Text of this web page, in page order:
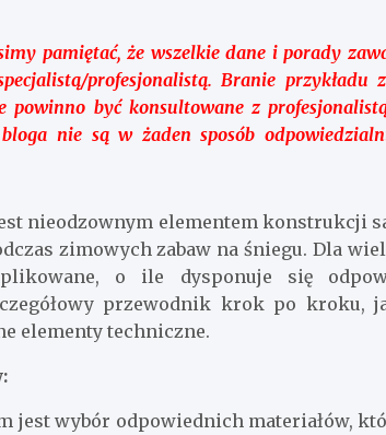
pamiętać, że wszelkie dane i porady
profesjonalistą. Branie
powinno być konsultowane z
nie są w żaden sposób
nieodzownym elementem konstrukcji
zimowych zabaw na śniegu. Dla
o ile dysponuje się
przewodnik krok po kroku,
elementy techniczne.
jest wybór odpowiednich materiałów,